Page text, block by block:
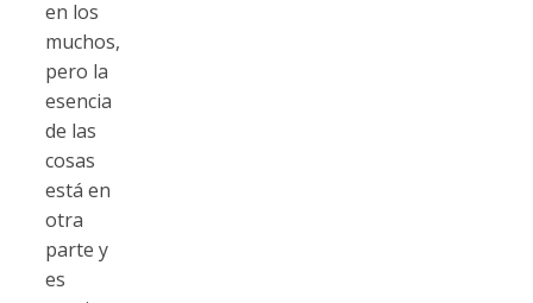
en los
muchos,
pero la
esencia
de las
cosas
está en
otra
parte y
es